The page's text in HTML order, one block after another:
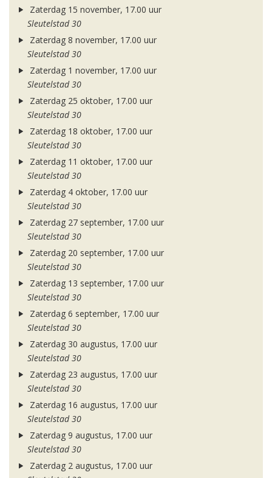
Zaterdag 15 november, 17.00 uur
Sleutelstad 30
Zaterdag 8 november, 17.00 uur
Sleutelstad 30
Zaterdag 1 november, 17.00 uur
Sleutelstad 30
Zaterdag 25 oktober, 17.00 uur
Sleutelstad 30
Zaterdag 18 oktober, 17.00 uur
Sleutelstad 30
Zaterdag 11 oktober, 17.00 uur
Sleutelstad 30
Zaterdag 4 oktober, 17.00 uur
Sleutelstad 30
Zaterdag 27 september, 17.00 uur
Sleutelstad 30
Zaterdag 20 september, 17.00 uur
Sleutelstad 30
Zaterdag 13 september, 17.00 uur
Sleutelstad 30
Zaterdag 6 september, 17.00 uur
Sleutelstad 30
Zaterdag 30 augustus, 17.00 uur
Sleutelstad 30
Zaterdag 23 augustus, 17.00 uur
Sleutelstad 30
Zaterdag 16 augustus, 17.00 uur
Sleutelstad 30
Zaterdag 9 augustus, 17.00 uur
Sleutelstad 30
Zaterdag 2 augustus, 17.00 uur